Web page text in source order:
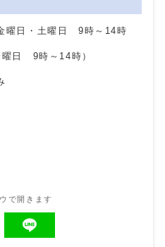
曜日・土曜日 9時～14時
曜日 9時～14時）
で開きます